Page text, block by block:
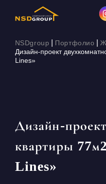
СТРОИТЕЛЬСТВО
ПОРТФОЛИО
СТОИМОСТЬ
NSDgroup Портфолио
Дизайн-проект
Lines»
Дизайн-
квартиры
Lines»